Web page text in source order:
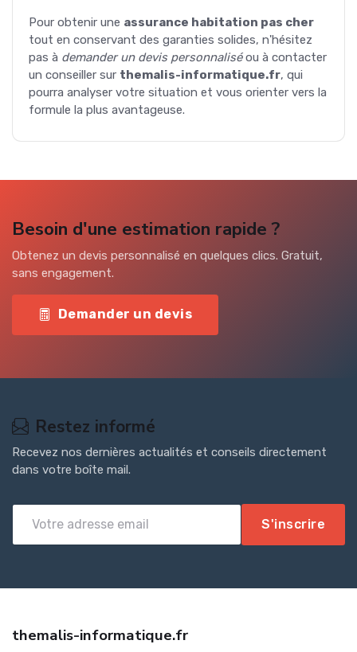
Pour obtenir une assurance habitation pas cher
tout en conservant des garanties solides, n'hésitez
pas à demander un devis personnaliséou à contacter
un conseiller sur themalis-informatique.fr, qui
pourra analyser votre situation et vous orienter vers la
formule la plus avantageuse.
Besoin d'une estimation rapide ?
Obtenez un devis personnalisé en quelques clics. Gratuit,
sans engagement.
Demander un devis
Restez informé
Recevez nos dernières actualités et conseils directement
dans votre boîte mail.
S'inscrire
themalis-informatique.fr